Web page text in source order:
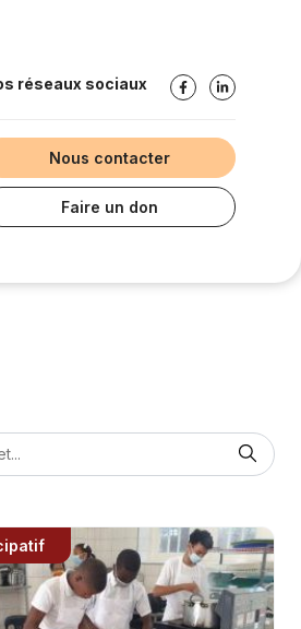
réseaux sociaux
Nous contacter
Faire un don